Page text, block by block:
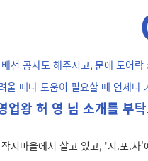
선 공사도 해주시고, 문에 도어락
울 때나 도움이 필요할 때 언제나
업왕 허 영 님 소개를 부
지마을에서 살고 있고, '지.포.사'